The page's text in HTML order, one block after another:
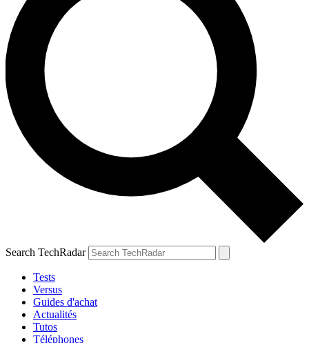
Search TechRadar
Tests
Versus
Guides d'achat
Actualités
Tutos
Téléphones